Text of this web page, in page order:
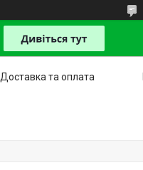
Доставка та оплата